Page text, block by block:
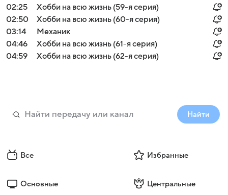
02:25
Хобби на всю жизнь (59-я серия)
02:50
Хобби на всю жизнь (60-я серия)
03:14
Механик
04:46
Хобби на всю жизнь (61-я серия)
04:59
Хобби на всю жизнь (62-я серия)
Найти
Все Избранные
Основные Центральные